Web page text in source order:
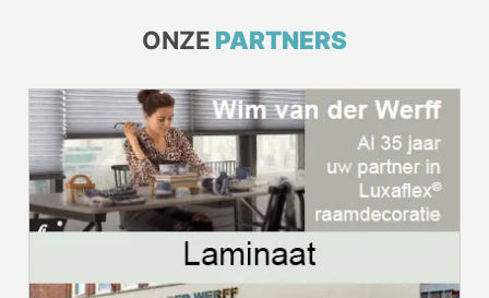
ONZE PARTNERS